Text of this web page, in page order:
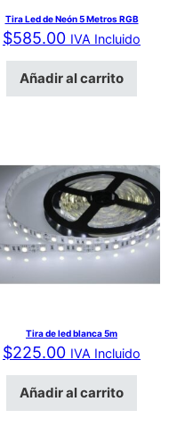
Tira Led de Neón 5 Metros RGB
$585.00 IVA Incluido
Añadir al carrito
Tira de led blanca 5m
$225.00 IVA Incluido
Añadir al carrito